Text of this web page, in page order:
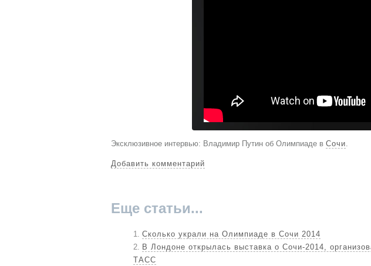
Эксклюзивное интервью: Владимир Путин об Олимпиаде в Сочи.
Добавить комментарий
Еще статьи...
Сколько украли на Олимпиаде в Сочи 2014
В Лондоне открылась выставка о Сочи-2014,
ТАСС